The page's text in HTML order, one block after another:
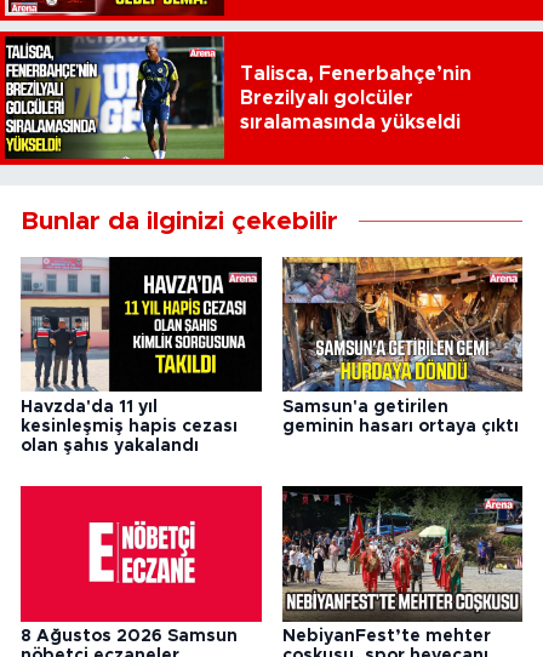
Talisca, Fenerbahçe’nin
Brezilyalı golcüler
sıralamasında yükseldi
Bunlar da ilginizi çekebilir
Havzda'da 11 yıl
kesinleşmiş hapis cezası
olan şahıs yakalandı
Samsun'a getirilen
geminin hasarı ortaya çıktı
8 Ağustos 2026 Samsun
NebiyanFest’te mehter